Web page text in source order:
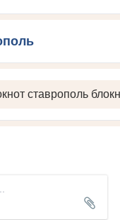
ставрополь